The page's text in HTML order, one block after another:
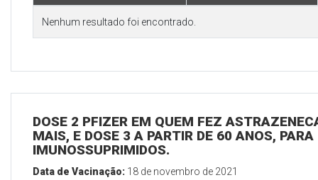
Nenhum resultado foi encontrado.
DOSE 2 PFIZER EM QUEM FEZ
MAIS, E DOSE 3 A PARTIR DE 60 ANOS,
IMUNOSSUPRIMIDOS.
Data de Vacinação: 18 de novembro de 2021